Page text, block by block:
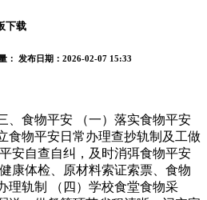
下载
： 发布日期：2026-02-07 15:33
食物平安 （一）落实食物平安
食物平安日常办理查抄轨制及工做
安自查自纠，及时消弭食物平安
康体检、原材料索证索票、食物
理轨制 （四）学校食堂食物采